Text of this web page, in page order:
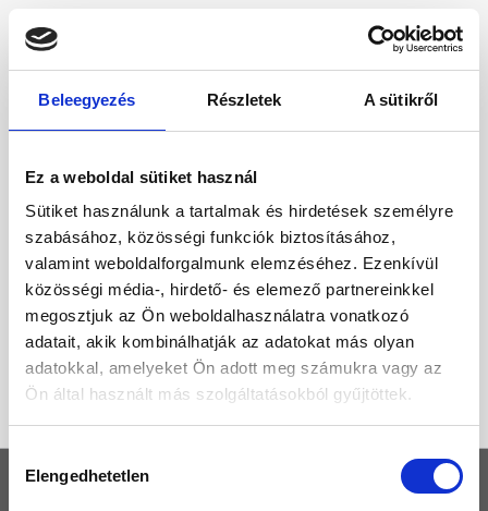
Beleegyezés Részletek A sütikről
Ez a weboldal sütiket használ
Sütiket használunk a tartalmak és hirdetések személyre
szabásához, közösségi funkciók biztosításához,
valamint weboldalforgalmunk elemzéséhez. Ezenkívül
közösségi média-, hirdető- és elemező partnereinkkel
megosztjuk az Ön weboldalhasználatra vonatkozó
adatait, akik kombinálhatják az adatokat más olyan
adatokkal, amelyeket Ön adott meg számukra vagy az
Ön által használt más szolgáltatásokból gyűjtöttek.
Hozzájárulás
kiválasztása
Elengedhetetlen
KEZDŐLAP